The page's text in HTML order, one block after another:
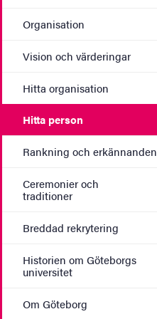
Organisation
Vision och värderingar
Hitta organisation
Hitta person
Rankning och erkännanden
Ceremonier och
traditioner
Breddad rekrytering
Historien om Göteborgs
universitet
Om Göteborg